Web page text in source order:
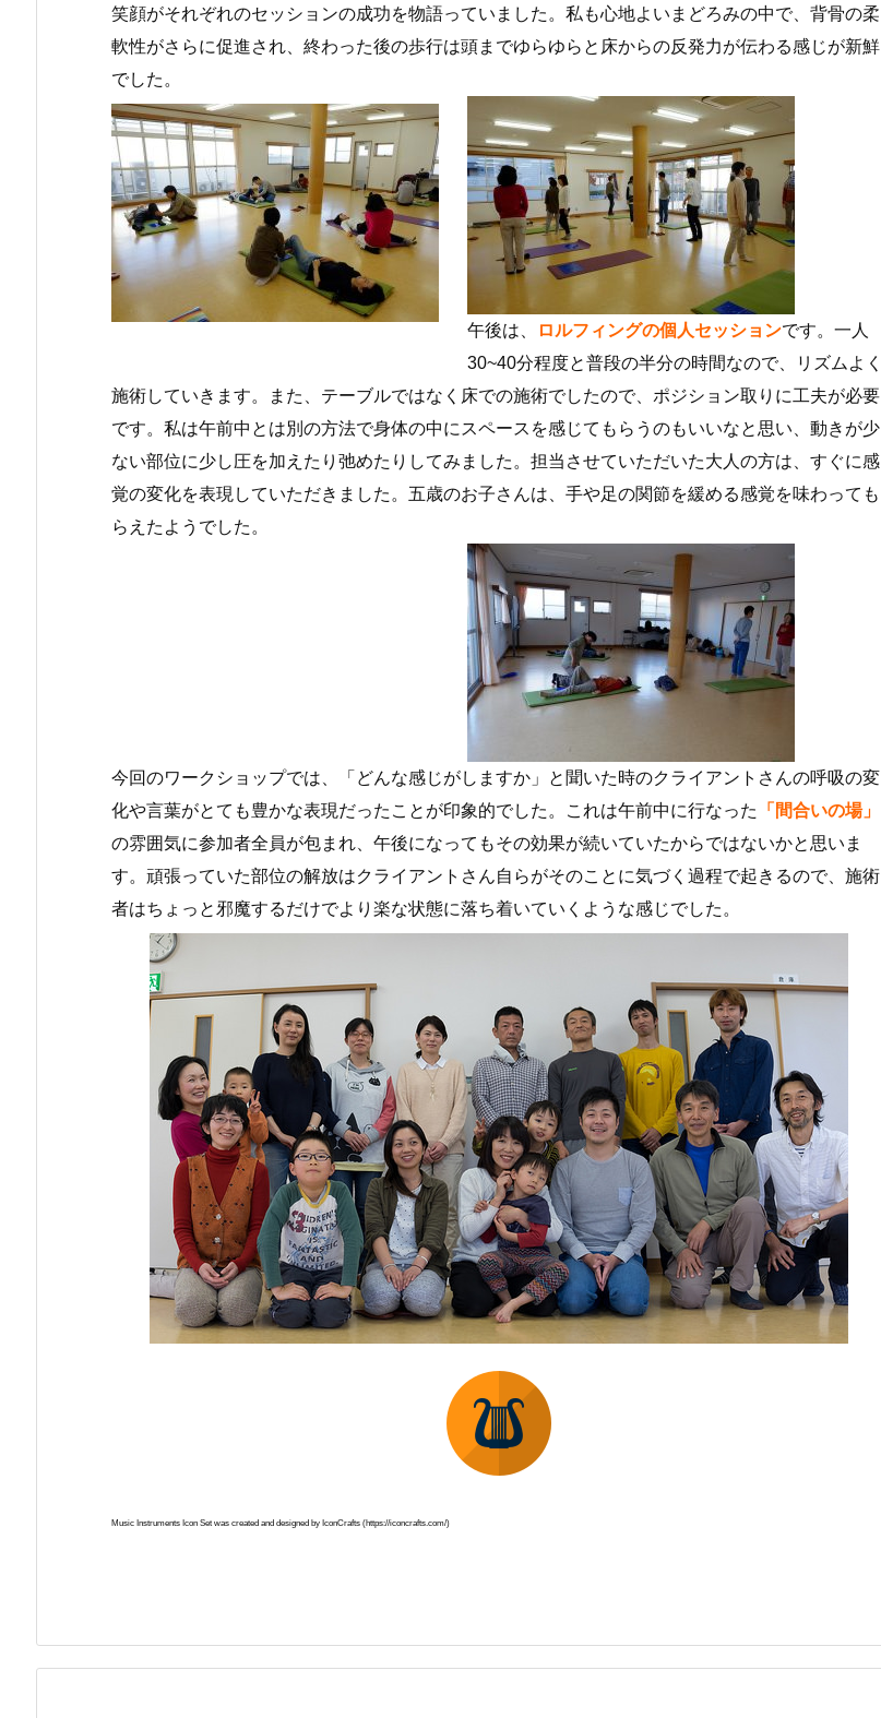
笑顔がそれぞれのセッションの成功を物語っていました。私も心地よいまどろみの中で、背骨の柔
軟性がさらに促進され、終わった後の歩行は頭までゆらゆらと床からの反発力が伝わる感じが新鮮
でした。
午後は、 ロルフィングの個人セッションです。一人
30~40分程度と普段の半分の時間なので、リズムよく
施術していきます。また、テーブルではなく床での施術でしたので、ポジション取りに工夫が必要
です。私は午前中とは別の方法で身体の中にスペースを感じてもらうのもいいなと思い、動きが少
ない部位に少し圧を加えたり弛めたりしてみました。担当させていただいた大人の方は、すぐに感
覚の変化を表現していただきました。五歳のお子さんは、手や足の関節を緩める感覚を味わっても
らえたようでした。
今回のワークショップでは、「どんな感じがしますか」と聞いた時のクライアントさんの呼吸の変
化や言葉がとても豊かな表現だったことが印象的でした。これは午前中に行なった
「間合いの場」
の雰囲気に参加者全員が包まれ、午後になってもその効果が続いていたからではないかと思いま
す。頑張っていた部位の解放はクライアントさん自らがそのことに気づく過程で起きるので、施術
者はちょっと邪魔するだけでより楽な状態に落ち着いていくような感じでした。
Music Instruments Icon Set was created and designed by IconCrafts (https://iconcrafts.com/)